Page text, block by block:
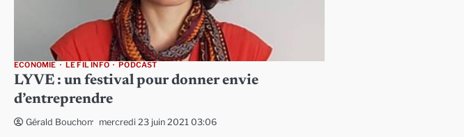
ECONOMIE LE FIL INFO PODCAST
LYVE : un festival pour donner envie
d’entreprendre
Gérald Bouchon mercredi 23 juin 2021 03:06